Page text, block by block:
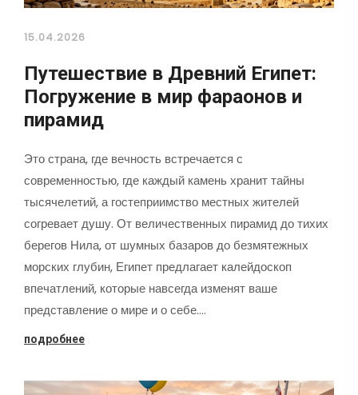
15.04.2026
Путешествие в Древний Египет:
Погружение в мир фараонов и
пирамид
Это страна, где вечность встречается с
современностью, где каждый камень хранит тайны
тысячелетий, а гостеприимство местных жителей
согревает душу. От величественных пирамид до тихих
берегов Нила, от шумных базаров до безмятежных
морских глубин, Египет предлагает калейдоскоп
впечатлений, которые навсегда изменят ваше
представление о мире и о себе.…
подробнее